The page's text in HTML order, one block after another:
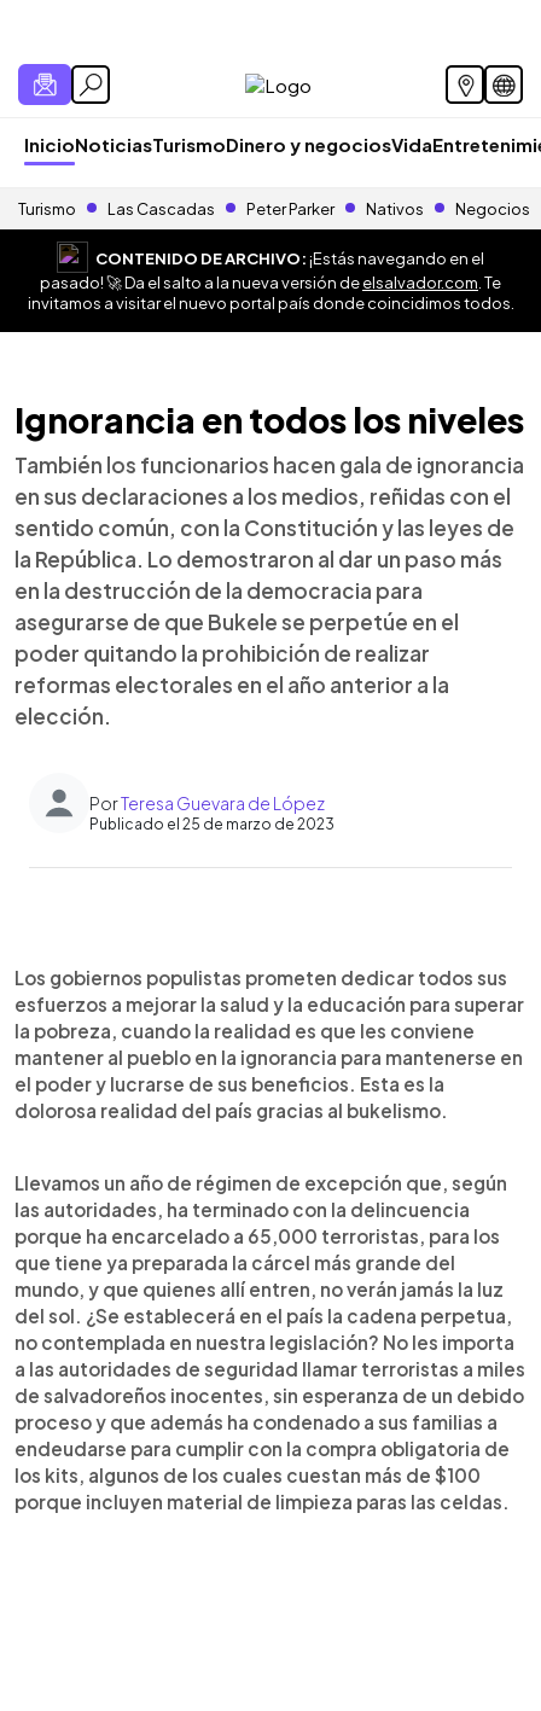
InicioNoticiasTurismoDinero y negociosVida
Turismo Las Cascadas Peter Parker Nativos Negocios
CONTENIDO DE ARCHIVO:¡Estás navegando en el
pasado! 🚀 Da el salto a la nueva versión deelsalvador.com . Te
invitamos a visitar el nuevo portal país donde coincidimos todos.
Ignorancia en todos los niveles
También los funcionarios hacen gala de ignorancia
en sus declaraciones a los medios, reñidas con el
sentido común, con la Constitución y las leyes de
la República. Lo demostraron al dar un paso más
en la destrucción de la democracia para
asegurarse de que Bukele se perpetúe en el
poder quitando la prohibición de realizar
reformas electorales en el año anterior a la
elección.
PorTeresa Guevara de López
Publicado el 25 de marzo de 2023
► Escuchar artículo
Los gobiernos populistas prometen dedicar todos sus
esfuerzos a mejorar la salud y la educación para superar
la pobreza, cuando la realidad es que les conviene
mantener al pueblo en la ignorancia para mantenerse en
el poder y lucrarse de sus beneficios. Esta es la
dolorosa realidad del país gracias al bukelismo.
Llevamos un año de régimen de excepción que, según
las autoridades, ha terminado con la delincuencia
porque ha encarcelado a 65,000 terroristas, para los
que tiene ya preparada la cárcel más grande del
mundo, y que quienes allí entren, no verán jamás la luz
del sol. ¿Se establecerá en el país la cadena perpetua,
no contemplada en nuestra legislación? No les importa
a las autoridades de seguridad llamar terroristas a miles
de salvadoreños inocentes, sin esperanza de un debido
proceso y que además ha condenado a sus familias a
endeudarse para cumplir con la compra obligatoria de
los kits, algunos de los cuales cuestan más de $100
porque incluyen material de limpieza paras las celdas.